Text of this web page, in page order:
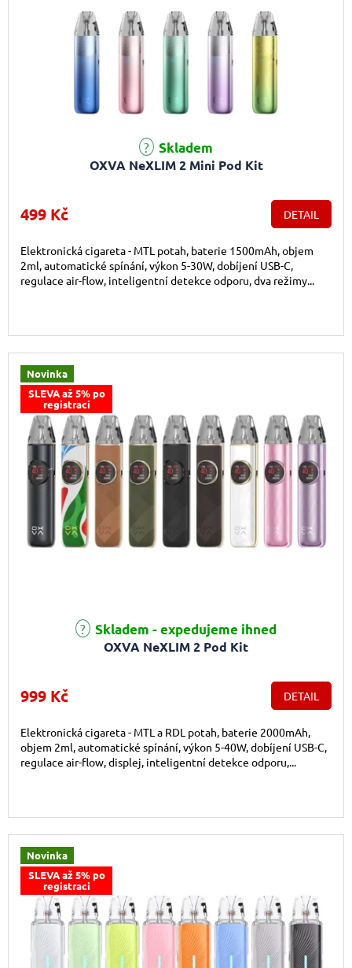
OXVA NeXLIM 2 Mini Pod Kit
Skladem
499 Kč DETAIL
Elektronická cigareta - MTL potah, baterie 1500mAh, objem
2ml, automatické spínání, výkon 5-30W, dobíjení USB-C,
regulace air-flow, inteligentní detekce odporu, dva režimy...
Novinka
SLEVA až 5% po
registraci
OXVA NeXLIM 2 Pod Kit
Skladem - expedujeme ihned
999 Kč DETAIL
Elektronická cigareta - MTL a RDL potah, baterie 2000mAh,
objem 2ml, automatické spínání, výkon 5-40W, dobíjení USB-C,
regulace air-flow, displej, inteligentní detekce odporu,...
Novinka
SLEVA až 5% po
registraci